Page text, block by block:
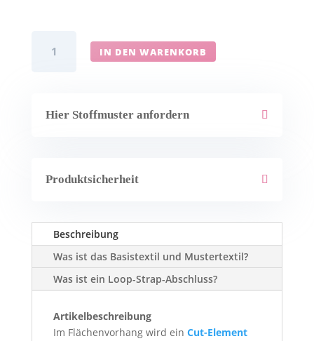
Flächenvorhang
München
Abschluss
IN DEN WARENKORB
Hier Stoffmuster anfordern
Produktsicherheit
Beschreibung
Was ist das Basistextil und Mustertextil?
Was ist ein Loop-Strap-Abschluss?
Artikelbeschreibung
Im Flächenvorhang wird ein Cut-Element